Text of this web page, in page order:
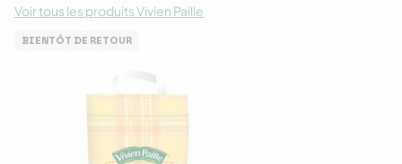
Voir tous les produits Vivien Paille
BIENTÔT DE RETOUR